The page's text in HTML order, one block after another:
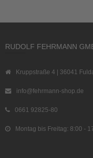
RUDOLF FEHRMANN
Kruppstraße 4 | 36041
info@fehrmann-shop.de
0661 92825-80
Montag bis Freitag: 8:00 -